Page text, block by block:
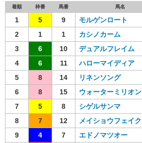
着順 枠番 馬番 馬名
1 5 9 モルゲンロート
2
1 1 カシノカーム
3
6 10 デュアルフレイム
4
6 11 ハローマイディア
5
8 14 リネンソング
6
8 15 ウォーターミリオン
7
5 8 シゲルサンマ
8
7 12 メイショウフェイク
9
4 7 エドノマツオー